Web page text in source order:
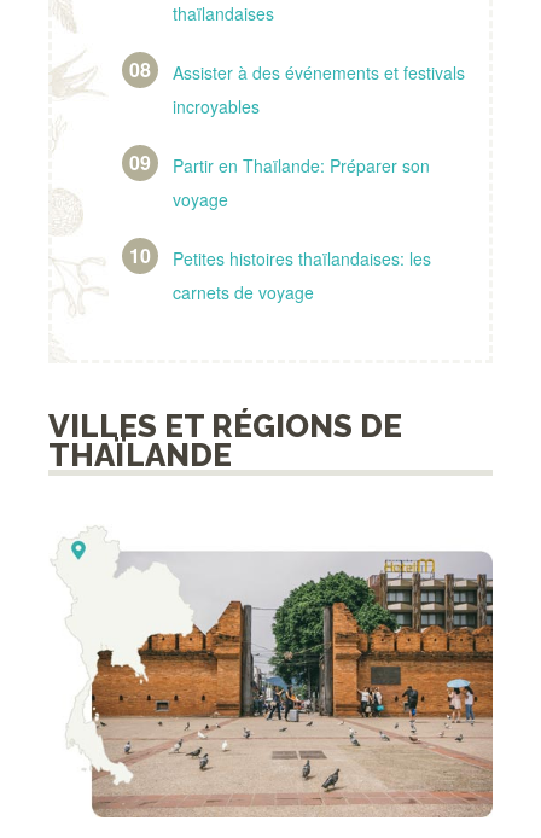
thaïlandaises
Assister à des événements et festivals
incroyables
Partir en Thaïlande: Préparer son
voyage
Petites histoires thaïlandaises: les
carnets de voyage
VILLES ET RÉGIONS DE
THAÏLANDE